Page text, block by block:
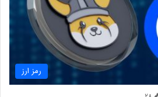
رمز ارز